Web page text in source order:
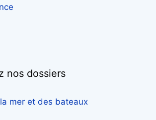
nos dossiers
mer et des bateaux